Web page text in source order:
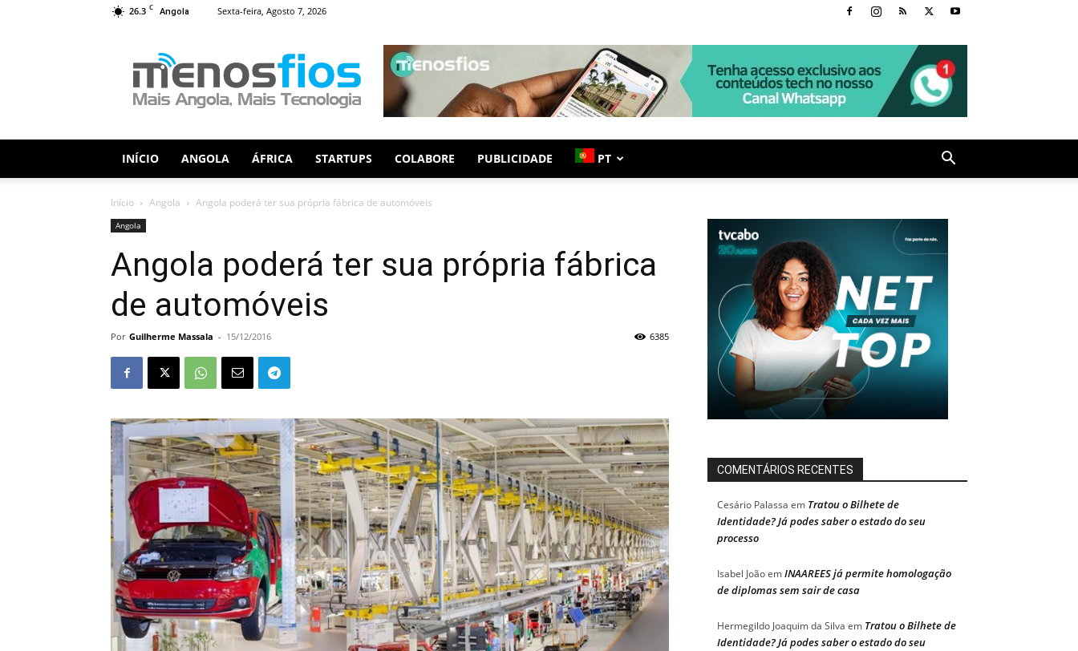
26.3 C Angola Sexta-feira, Agosto 7, 2026
Fios
INÍCIO ANGOLA ÁFRICA STARTUPS COLABORE PUBLICIDADE PT
Início Angola Angola poderá ter sua própria fábrica de automóveis
Angola
Angola poderá ter sua própria fábrica
de automóveis
Por Guilherme Massala - 15/12/2016 6385
COMENTÁRIOS RECENTES
Cesário Palassa em Tratou o Bilhete de
Identidade? Já podes saber o estado do seu
processo
Isabel JoãoemINAAREES já permite homologação
de diplomas sem sair de casa
Hermegildo Joaquim da Silva em Tratou o Bilhete de
Identidade? Já podes saber o estado do seu